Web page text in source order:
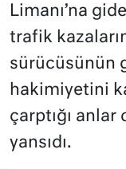
Limanı’na
trafik
sürücüsünün
hakimiyetini
çarptığı anlar
yansıdı.